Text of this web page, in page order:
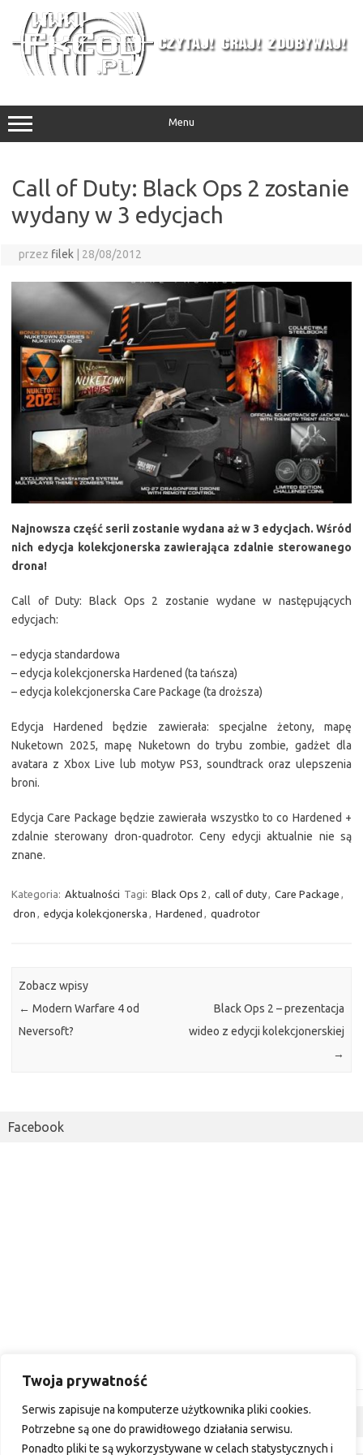
Twoja prywatność
Serwis zapisuje na komputerze użytkownika pliki cookies.
Potrzebne są one do prawidłowego działania serwisu.
Ponadto pliki te są wykorzystywane w celach statystycznych i
treści
Menu
Call of Duty: Black Ops 2 zostanie
wydany w 3 edycjach
przez filek 28/08/2012
Najnowsza część serii zostanie wydana aż w 3 edycjach. Wśród
nich edycja kolekcjonerska zawierająca zdalnie sterowanego
drona!
Call of Duty: Black Ops 2 zostanie wydane w następujących
edycjach:
– edycja standardowa
– edycja kolekcjonerska Hardened (ta tańsza)
– edycja kolekcjonerska Care Package (ta droższa)
Edycja Hardened będzie zawierała: specjalne żetony, mapę
Nuketown 2025, mapę Nuketown do trybu zombie, gadżet dla
avatara z Xbox Live lub motyw PS3, soundtrack oraz ulepszenia
broni.
Edycja Care Package będzie zawierała wszystko to co Hardened +
zdalnie sterowany dron-quadrotor. Ceny edycji aktualnie nie są
znane.
Kategoria: Aktualności Tagi: Black Ops 2 call of duty Care Package
dron
edycja kolekcjonerska Hardened quadrotor
Zobacz wpisy
← Modern Warfare 4 od
Neversoft?
Black Ops 2 – prezentacja
wideo z edycji kolekcjonerskiej
→
Facebook
Dyskusja